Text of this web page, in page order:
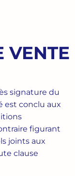
VENTE
signature du
est conclu aux
figurant
joints aux
clause